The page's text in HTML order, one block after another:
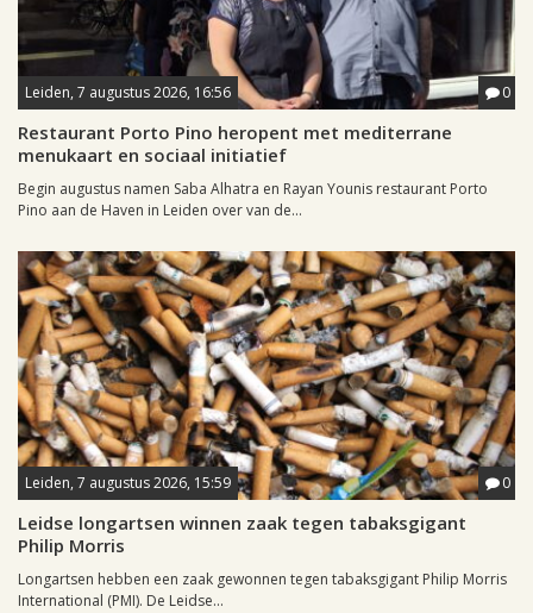
Leiden, 7 augustus 2026, 16:56 0
Restaurant Porto Pino heropent met mediterrane
menukaart en sociaal initiatief
Begin augustus namen Saba Alhatra en Rayan Younis restaurant Porto
Pino aan de Haven in Leiden over van de...
Leiden, 7 augustus 2026, 15:59 0
Leidse longartsen winnen zaak tegen tabaksgigant
Philip Morris
Longartsen hebben een zaak gewonnen tegen tabaksgigant Philip Morris
International (PMI). De Leidse...